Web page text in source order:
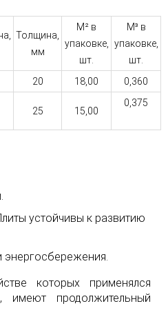
Толщина,
мм
М² в
упаковке,
шт.
М³ в
упаковке,
шт.
20 18,00 0,360
25 15,00
0,375
устойчивы к развитию
энергосбережения.
которых применялся
имеют продолжительный